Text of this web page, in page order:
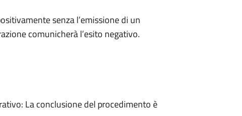
senza l’emissione di un
comunicherà l’esito negativo.
La conclusione del procedimento è